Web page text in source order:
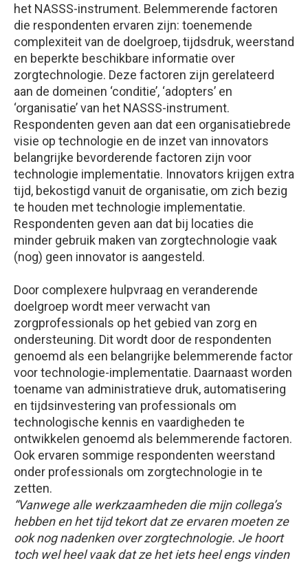
het NASSS-instrument. Belemmerende factoren
die respondenten ervaren zijn: toenemende
complexiteit van de doelgroep, tijdsdruk, weerstand
en beperkte beschikbare informatie over
zorgtechnologie. Deze factoren zijn gerelateerd
aan de domeinen ‘conditie’, ‘adopters’ en
‘organisatie’ van het NASSS-instrument.
Respondenten geven aan dat een organisatiebrede
visie op technologie en de inzet van innovators
belangrijke bevorderende factoren zijn voor
technologie implementatie. Innovators krijgen extra
tijd, bekostigd vanuit de organisatie, om zich bezig
te houden met technologie implementatie.
Respondenten geven aan dat bij locaties die
minder gebruik maken van zorgtechnologie vaak
(nog) geen innovator is aangesteld.
Door complexere hulpvraag en veranderende
doelgroep wordt meer verwacht van
zorgprofessionals op het gebied van zorg en
ondersteuning. Dit wordt door de respondenten
genoemd als een belangrijke belemmerende factor
voor technologie-implementatie. Daarnaast worden
toename van administratieve druk, automatisering
en tijdsinvestering van professionals om
technologische kennis en vaardigheden te
ontwikkelen genoemd als belemmerende factoren.
Ook ervaren sommige respondenten weerstand
onder professionals om zorgtechnologie in te
zetten.
“Vanwege alle werkzaamheden die mijn collega’s
hebben en het tijd tekort dat ze ervaren moeten ze
ook nog nadenken over zorgtechnologie. Je hoort
toch wel heel vaak dat ze het iets heel engs vinden